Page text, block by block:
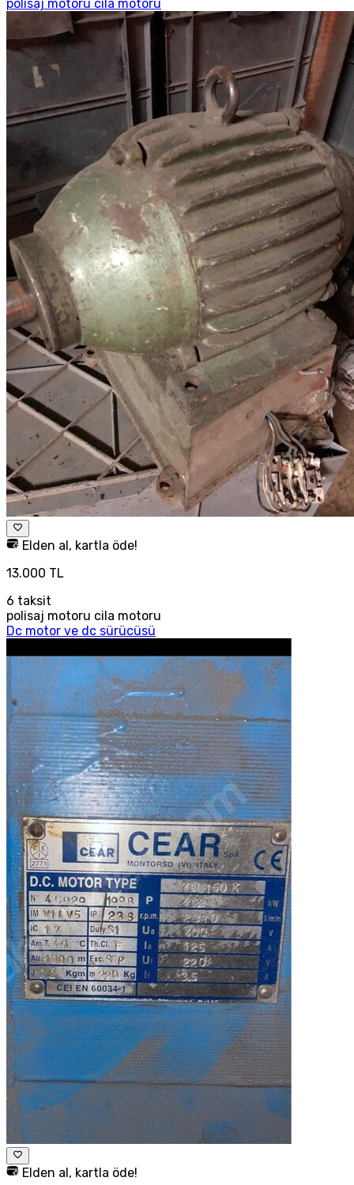
polisaj motoru cila motoru
Elden al, kartla öde!
13.000 TL
6 taksit
polisaj motoru cila motoru
Dc motor ve dc sürücüsü
Elden al, kartla öde!